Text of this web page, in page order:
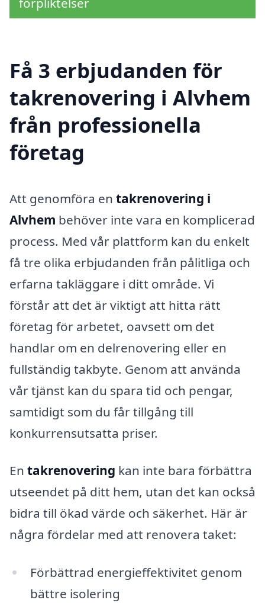
Få 3 erbjudanden för
takrenovering i Alvhem
från professionella
företag
Att genomföra en takrenovering i
Alvhem behöver inte vara en komplicerad
process. Med vår plattform kan du enkelt
få tre olika erbjudanden från pålitliga och
erfarna takläggare i ditt område. Vi
förstår att det är viktigt att hitta rätt
företag för arbetet, oavsett om det
handlar om en delrenovering eller en
fullständig takbyte. Genom att använda
vår tjänst kan du spara tid och pengar,
samtidigt som du får tillgång till
konkurrensutsatta priser.
En takrenovering kan inte bara förbättra
utseendet på ditt hem, utan det kan också
bidra till ökad värde och säkerhet. Här är
några fördelar med att renovera taket:
Förbättrad energieffektivitet genom
bättre isolering